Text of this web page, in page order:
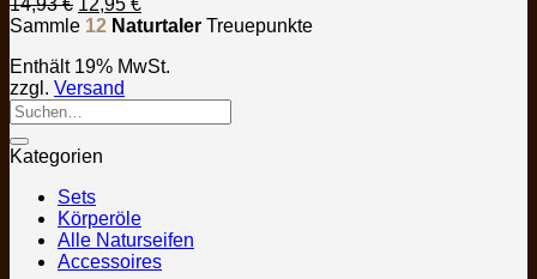
14,93€
Preis
14,93 €
12,95 €
Preis
12,95 €.
Sammle 12 Naturtaler Treuepunkte
Enthält 19% MwSt.
zzgl. Versand
Kategorien
Sets
Körperöle
Alle Naturseifen
Accessoires